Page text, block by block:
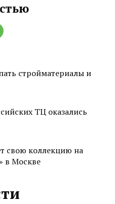
стройматериалы и
ТЦ оказались
свою коллекцию на
в Москве